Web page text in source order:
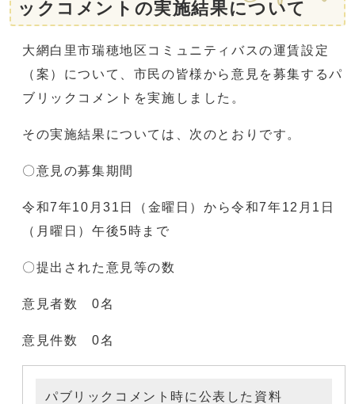
ックコメントの実施結果について
大網白里市瑞穂地区コミュニティバスの運賃設定
（案）について、市民の皆様から意見を募集するパ
ブリックコメントを実施しました。
その実施結果については、次のとおりです。
〇意見の募集期間
令和7年10月31日（金曜日）から令和7年12月1日
（月曜日）午後5時まで
〇提出された意見等の数
意見者数 0名
意見件数 0名
パブリックコメント時に公表した資料